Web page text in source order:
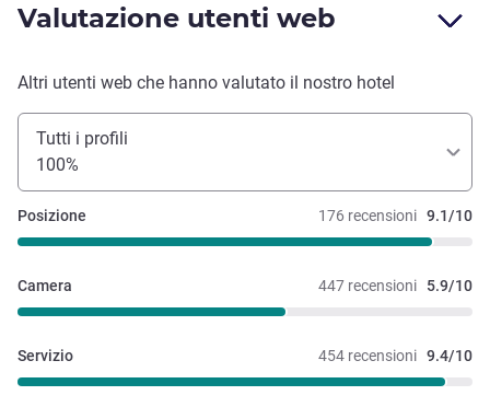
Valutazione utenti web
Altri utenti web che hanno valutato il nostro hotel
Tutti i profili
100%
176 recensioni 9.1/10
Posizione
447 recensioni 5.9/10
Camera
454 recensioni 9.4/10
Servizio